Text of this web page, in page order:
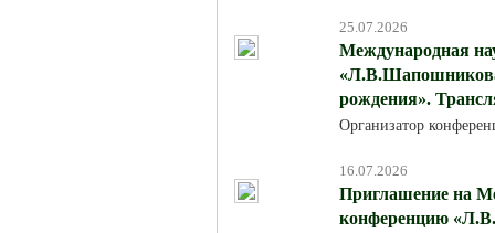
25.07.2026
Международная
рождения».
Организатор
16.07.2026
Приглашение на
конференцию